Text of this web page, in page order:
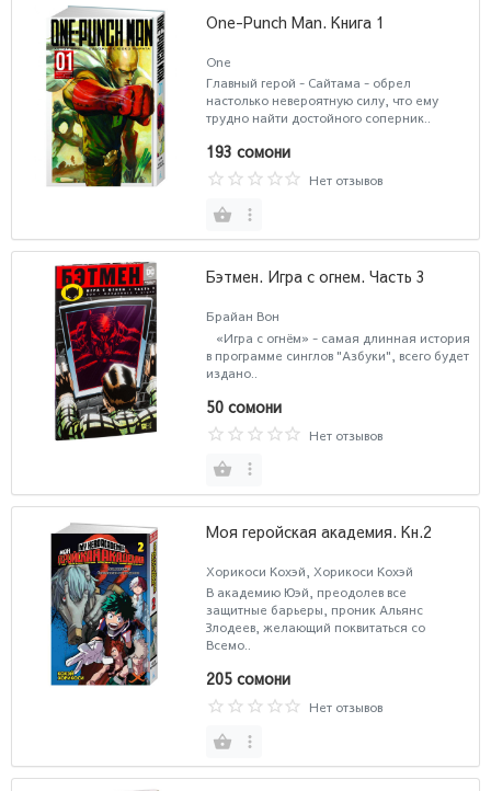
One-Punch Man. Книга 1
One
Главный герой - Cайтама - обрел
настолько невероятную силу, что ему
трудно найти достойного соперник..
193 сомони
Нет отзывов
Бэтмен. Игра с огнем. Часть 3
Брайан Вон
«Игра с огнём» - самая длинная история
в программе синглов "Азбуки", всего будет
издано..
50 сомони
Нет отзывов
Моя геройская академия. Кн.2
Хорикоси Кохэй, Хорикоси Кохэй
В академию Юэй, преодолев все
защитные барьеры, проник Альянс
Злодеев, желающий поквитаться со
Всемо..
205 сомони
Нет отзывов